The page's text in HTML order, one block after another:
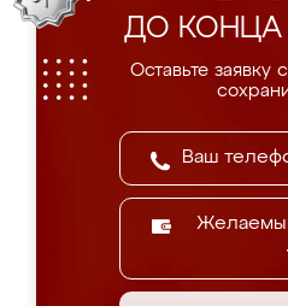
ДО КОНЦА
Оставьте заявку